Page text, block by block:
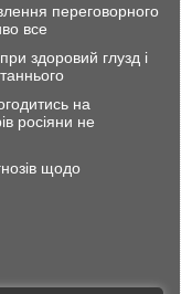
переговорного
все
здоровий глузд і
на
росіяни не
щодо